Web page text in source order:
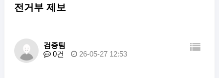
전거부 제보
검증팀
0건
26-05-27 12:53